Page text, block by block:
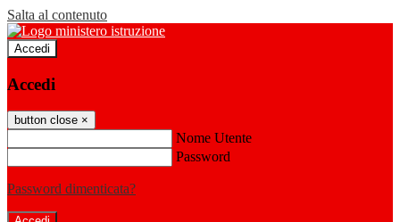
Salta al contenuto
Accedi
Accedi
button close ×
Nome Utente
Password
Password dimenticata?